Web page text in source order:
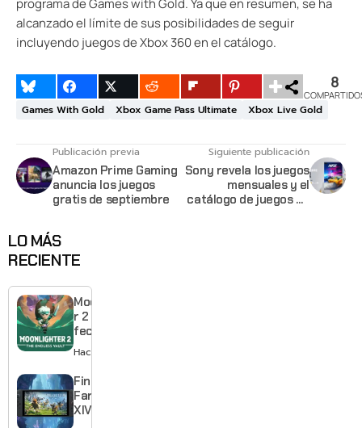
programa de Games with Gold. Ya que en resumen, se ha
alcanzado el límite de sus posibilidades de seguir
incluyendo juegos de Xbox 360 en el catálogo.
8
Games With Gold Xbox Game Pass Ultimate Xbox Live Gold
Publicación previa
Amazon Prime Gaming
anuncia los juegos
gratis de septiembre
Siguiente publicación
Sony revela los juegos
mensuales y el
catálogo de juegos de
LO MÁS
RECIENTE
Moonlighte
r 2 ya tiene
fecha y
puedes
quedarte
gratis con
el primero
Hace 1 día
Final
Fantasy
XIV llega a